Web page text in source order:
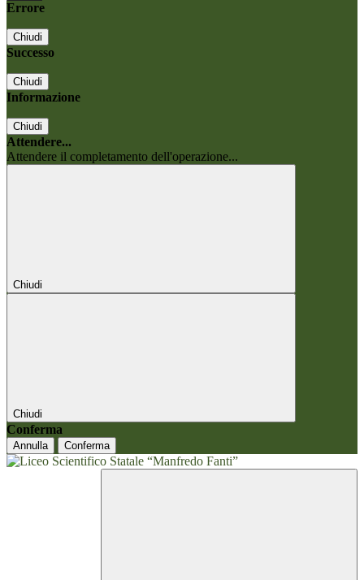
Errore
Chiudi
Successo
Chiudi
Informazione
Chiudi
Attendere...
Attendere il completamento dell'operazione...
Chiudi
Chiudi
Conferma
Annulla Conferma